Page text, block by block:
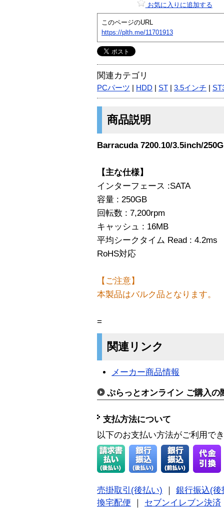
お気に入りに追加する
このページのURL
https://plth.me/11701913
関連カテゴリ
PCパーツ HDD ST 3.5インチ
商品説明
Barracuda 7200.10/3.5inch/
【主な仕様】
インターフェース :SATA
容量 : 250GB
回転数 : 7,200rpm
キャッシュ : 16MB
平均シークタイム Read : 4.2ms
RoHS対応
【ご注意】
本製品はバルク品となります。
=
関連リンク
メーカー商品情報
ぷらっとオンライン ご購入の
支払方法について
以下のお支払い方法がご利用で
売掛取引(後払い)
銀行振込(後
換宅配便
セブンイレブン決済